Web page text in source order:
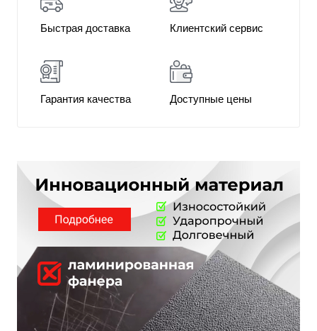
Быстрая доставка Клиентский сервис
Гарантия качества Доступные цены